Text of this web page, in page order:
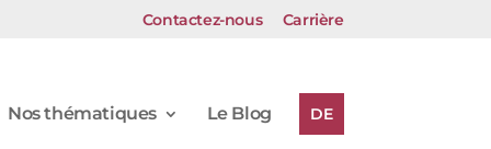
Contactez-nous Carrière
Nos thématiques Le Blog DE